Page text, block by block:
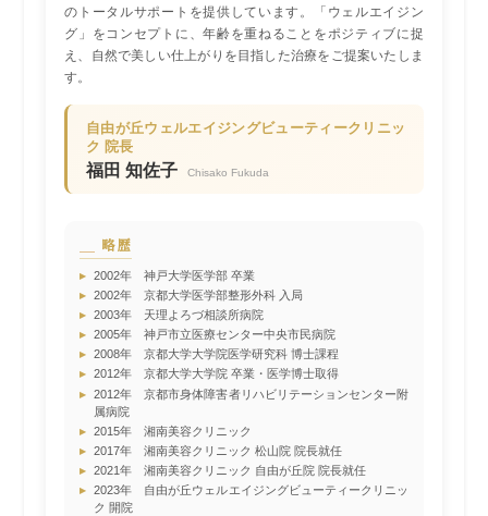
のトータルサポートを提供しています。「ウェルエイジン
グ」をコンセプトに、年齢を重ねることをポジティブに捉
え、自然で美しい仕上がりを目指した治療をご提案いたしま
す。
自由が丘ウェルエイジングビューティークリニッ
ク 院長
福田 知佐子 Chisako Fukuda
略歴
▸
2002年 神戸大学医学部 卒業
▸
2002年 京都大学医学部整形外科 入局
▸
2003年 天理よろづ相談所病院
▸
2005年 神戸市立医療センター中央市民病院
▸
2008年 京都大学大学院医学研究科 博士課程
▸
2012年 京都大学大学院 卒業・医学博士取得
▸
2012年 京都市身体障害者リハビリテーションセンター附
属病院
▸
2015年 湘南美容クリニック
▸
2017年 湘南美容クリニック 松山院 院長就任
▸
2021年 湘南美容クリニック 自由が丘院 院長就任
▸
2023年 自由が丘ウェルエイジングビューティークリニッ
ク 開院